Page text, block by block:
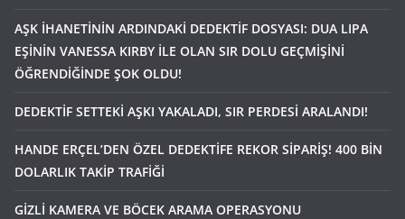
AŞK İHANETİNİN ARDINDAKİ DEDEKTİF DOSYASI: DUA LIPA
EŞİNİN VANESSA KIRBY İLE OLAN SIR DOLU GEÇMİŞİNİ
ÖĞRENDİĞİNDE ŞOK OLDU!
DEDEKTİF SETTEKİ AŞKI YAKALADI, SIR PERDESİ ARALANDI!
HANDE ERÇEL’DEN ÖZEL DEDEKTİFE REKOR SİPARİŞ! 400 BİN
DOLARLIK TAKİP TRAFİĞİ
GİZLİ KAMERA VE BÖCEK ARAMA OPERASYONU